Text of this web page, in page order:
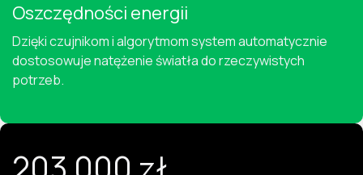
Oszczędności energii
Dzięki czujnikom i algorytmom system automatycznie
dostosowuje natężenie światła do rzeczywistych
potrzeb.